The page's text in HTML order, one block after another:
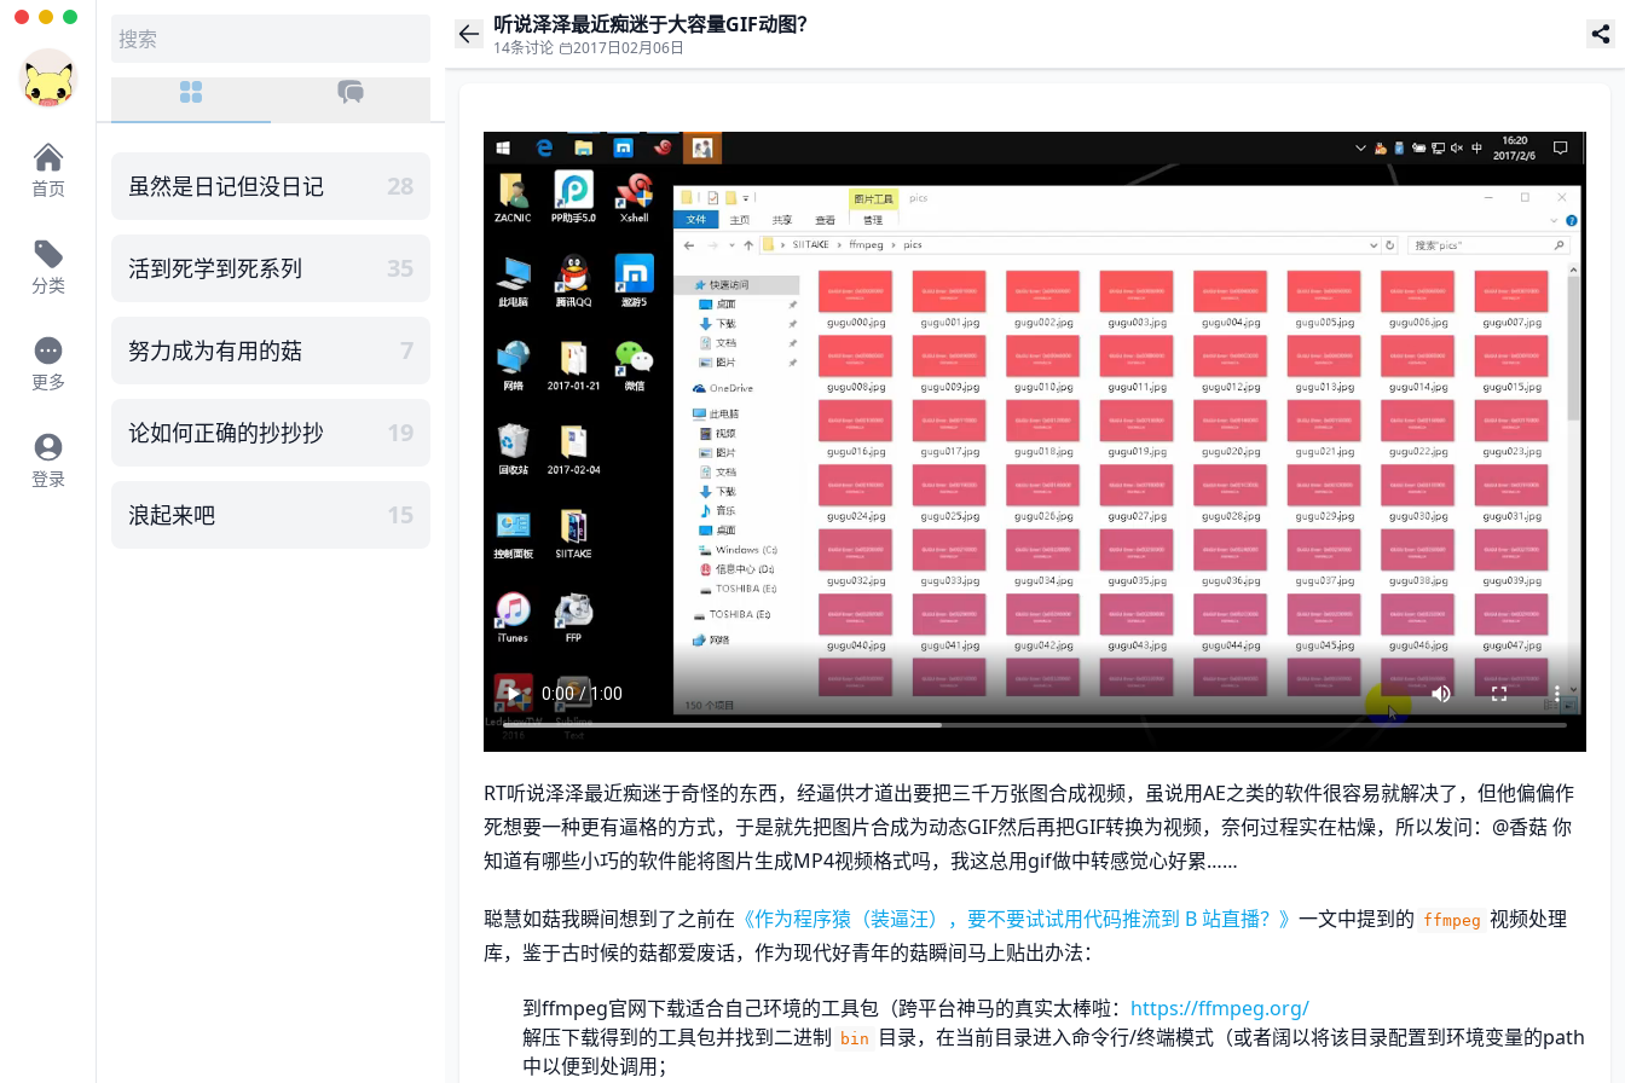
首页
分类
更多
登录
搜索关键字
虽然是日记但没日记 28
活到死学到死系列 35
努力成为有用的菇 7
论如何正确的抄抄抄 19
浪起来吧 15
听说泽泽最近痴迷于大容量GIF动图？
14条讨论 2017日02月06日
RT听说泽泽最近痴迷于奇怪的东西，经逼供才道出要把三千万张图合成视频，虽说用AE之类的软件很容易就解决了，但他偏偏作
死想要一种更有逼格的方式，于是就先把图片合成为动态GIF然后再把GIF转换为视频，奈何过程实在枯燥，所以发问：@香菇 你
知道有哪些小巧的软件能将图片生成MP4视频格式吗，我这总用gif做中转感觉心好累……
聪慧如菇我瞬间想到了之前在 《作为程序猿（装逼汪），要不要试试用代码推流到 B 站直播？》 一文中提到的 ffmpeg 视频处理
库，鉴于古时候的菇都爱废话，作为现代好青年的菇瞬间马上贴出办法：
到ffmpeg官网下载适合自己环境的工具包（跨平台神马的真实太棒啦： https://ffmpeg.org/
解压下载得到的工具包并找到二进制
bin
目录，在当前目录进入命令行/终端模式（或者阔以将该目录配置到环境变量的path
中以便到处调用；